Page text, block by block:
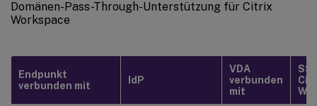
Domänen-Pass-Through-Unterstützung für Citrix
Workspace
Endpunkt
verbunden mit
IdP
VDA
verbunden
mit